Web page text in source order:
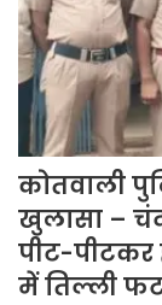
कोतवाली
खुलासा –
पीट-पीटकर
में तिल्ली